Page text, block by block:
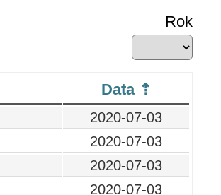
Rok
Data
2020-07-03
2020-07-03
2020-07-03
2020-07-03